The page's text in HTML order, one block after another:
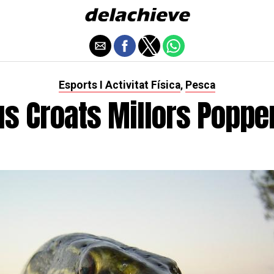
Esports I Activitat Física, Pesca
Croats Millors